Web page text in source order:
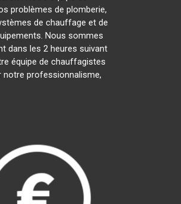
problèmes de plomberie,
de chauffage et de
Nous sommes
dans les 2 heures suivant
équipe de chauffagistes
professionnalisme,